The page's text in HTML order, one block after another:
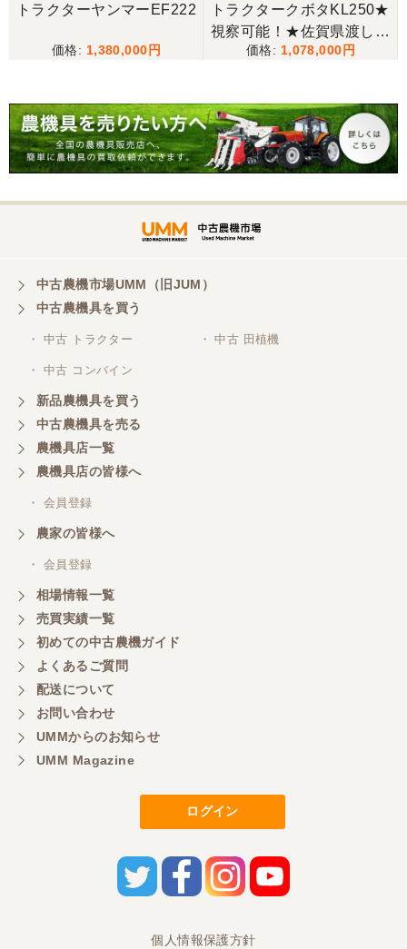
トラクターヤンマーEF222
1,380,000
トラクタークボタKL250★
視察可能！★佐賀県渡し
クボタ トラクター KL250
ー RL5K ロータリー 現状
渡し【P11475389】
1,078,000
中古農機市場UMM（旧JUM）
中古農機具を買う
・ 中古 トラクター ・ 中古 田植機
・ 中古 コンバイン
新品農機具を買う
中古農機具を売る
農機具店一覧
農機具店の皆様へ
・ 会員登録
農家の皆様へ
・ 会員登録
相場情報一覧
売買実績一覧
初めての中古農機ガイド
よくあるご質問
配送について
お問い合わせ
UMMからのお知らせ
UMM Magazine
ログイン
個人情報保護方針